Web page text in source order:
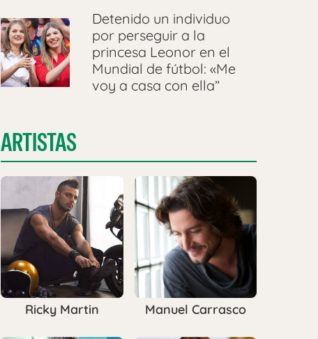
Detenido un individuo
por perseguir a la
princesa Leonor en el
Mundial de fútbol: «Me
voy a casa con ella”
ARTISTAS
Ricky Martin Manuel Carrasco